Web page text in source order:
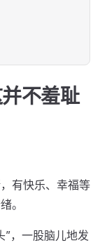
不羞耻
有快乐、幸福等
。
”，一股脑儿地发